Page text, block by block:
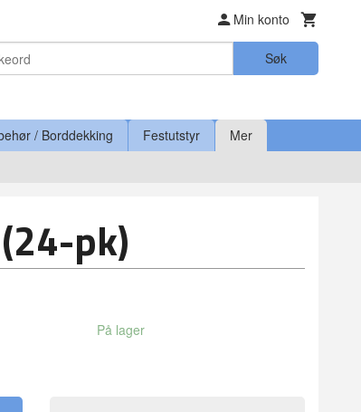
Min konto
Søk
/ Borddekking Festutstyr Mer
(24-pk)
På lager